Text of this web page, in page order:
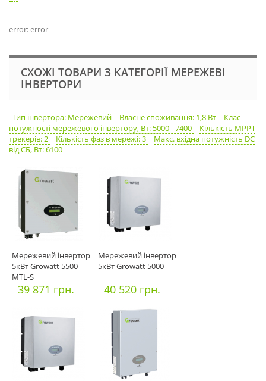
error: error
СХОЖІ ТОВАРИ З КАТЕГОРІЇ МЕРЕЖЕВІ
ІНВЕРТОРИ
Тип інвертора: Мережевий Власне споживання: 1,8 Вт
Клас
потужності мережевого інвертору, Вт: 5000 - 7400
Кількість MPPT
трекерів: 2
Кількість фаз в мережі: 3
Макс. вхідна потужність DC
від СБ, Вт: 6100
Мережевий інвертор
5кВт Growatt 5500
MTL-S
39 871 грн.
Мережевий інвертор
5кВт Growatt 5000
40 520 грн.